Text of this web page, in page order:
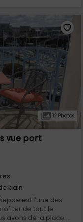
12 Photos
vue port
bain
est l’une des
de tout le